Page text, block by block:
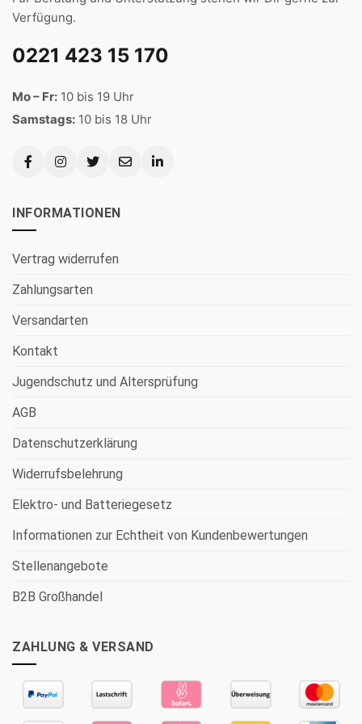
Verfügung.
0221 423 15 170
Mo – Fr: 10 bis 19 Uhr
Samstags: 10 bis 18 Uhr
INFORMATIONEN
Vertrag widerrufen
Zahlungsarten
Versandarten
Kontakt
Jugendschutz und Altersprüfung
AGB
Datenschutzerklärung
Widerrufsbelehrung
Elektro- und Batteriegesetz
Informationen zur Echtheit von Kundenbewertungen
Stellenangebote
B2B Großhandel
ZAHLUNG & VERSAND